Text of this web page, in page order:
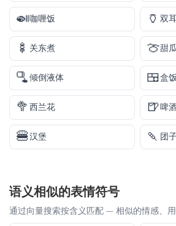
🍛咖喱饭 🏺 双
🍢 关东煮 🍈甜瓜
🫗倾倒液体 🍱盒饭
🥦 西兰花 🍺啤
🍔汉堡 🍡 团
语义相似的表情符号
通过向量搜索按含义匹配 — 相似的情感、用